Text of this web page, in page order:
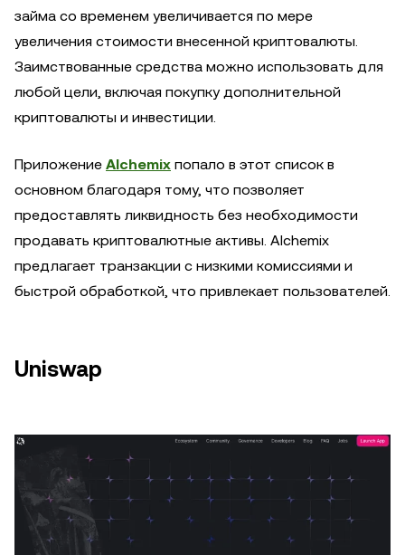
займа со временем увеличивается по мере
увеличения стоимости внесенной криптовалюты.
Заимствованные средства можно использовать для
любой цели, включая покупку дополнительной
криптовалюты и инвестиции.
Приложение Alchemix попало в этот список в
основном благодаря тому, что позволяет
предоставлять ликвидность без необходимости
продавать криптовалютные активы. Alchemix
предлагает транзакции с низкими комиссиями и
быстрой обработкой, что привлекает пользователей.
Uniswap